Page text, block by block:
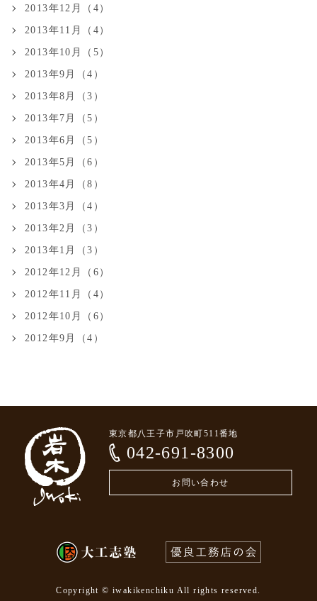
2013年12月（4）
2013年11月（4）
2013年10月（5）
2013年9月（4）
2013年8月（3）
2013年7月（5）
2013年6月（5）
2013年5月（6）
2013年4月（8）
2013年3月（4）
2013年2月（3）
2013年1月（3）
2012年12月（6）
2012年11月（4）
2012年10月（6）
2012年9月（4）
東京都八王子市戸吹町511番地
042-691-8300
お問い合わせ
Copyright © iwakikenchiku All rights reserved.